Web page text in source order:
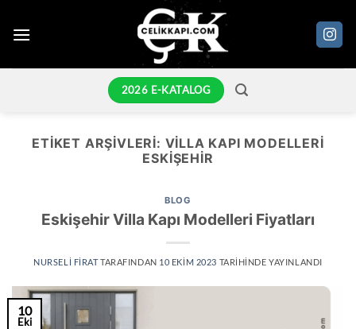
atla
2026 E-KATALOG
ETIKET ARŞIVLERI: VILLA KAPI MODELLERI
ESKIŞEHIR
BLOG
Eskişehir Villa Kapı Modelleri Fiyatları
NURSELI FIRATTARAFINDAN 10 EKIM 2023 TARIHINDE YAYINLANDI
10
Eki